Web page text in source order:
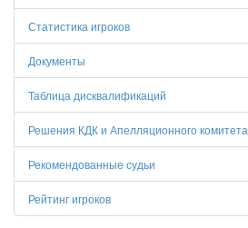
Статистика игроков
Документы
Таблица дисквалификаций
Решения КДК и Апелляционного комитета
Рекомендованные судьи
Рейтинг игроков